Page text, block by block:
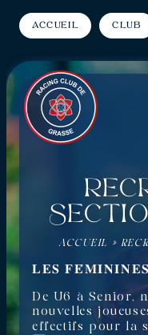
Accueil Club
ACCUEIL »
𝐋𝐄𝐒
De U6 à Senior,
nouvelles
effectifs pour la